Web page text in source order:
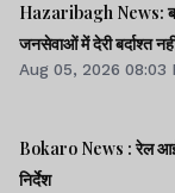
Hazaribagh News:
जनसेवाओं में देरी बर्दाश्त
Aug 05, 2026 08:03
Bokaro News : रेल
निर्देश